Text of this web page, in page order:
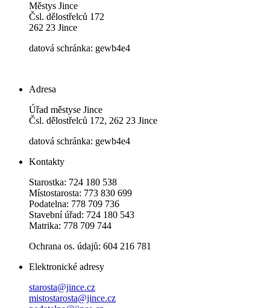
Městys Jince
Čsl. dělostřelců 172
262 23 Jince
datová schránka: gewb4e4
Adresa
Úřad městyse Jince
Čsl. dělostřelců 172, 262 23 Jince
datová schránka: gewb4e4
Kontakty
Starostka: 724 180 538
Místostarosta: 773 830 699
Podatelna: 778 709 736
Stavební úřad: 724 180 543
Matrika: 778 709 744
Ochrana os. údajů: 604 216 781
Elektronické adresy
starosta@jince.cz
mistostarosta@jince.cz